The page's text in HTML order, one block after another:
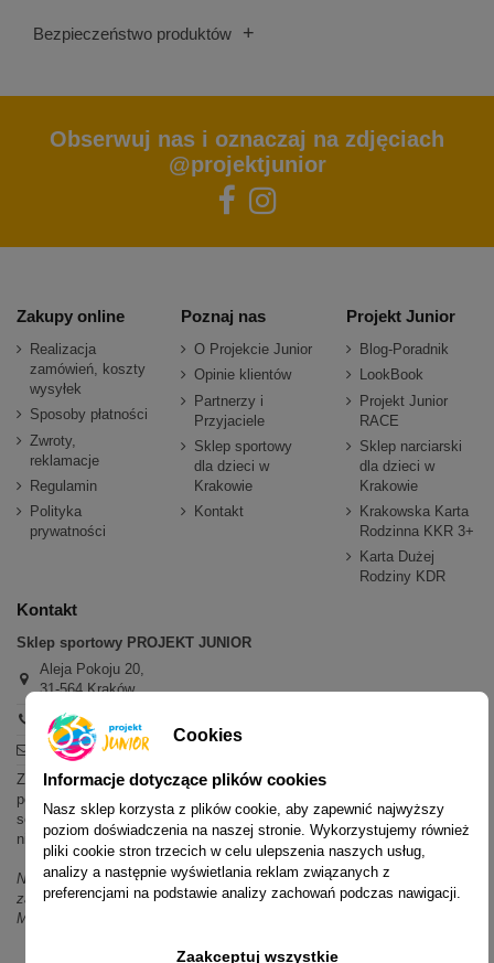
Bezpieczeństwo produktów +
Obserwuj nas i oznaczaj na zdjęciach
@projektjunior
Zakupy online
Realizacja
zamówień, koszty
wysyłek
Sposoby płatności
Zwroty,
reklamacje
Regulamin
Polityka
prywatności
Poznaj nas
O Projekcie Junior
Opinie klientów
Partnerzy i
Przyjaciele
Sklep sportowy
dla dzieci w
Krakowie
Kontakt
Projekt Junior
Blog-Poradnik
LookBook
Projekt Junior
RACE
Sklep narciarski
dla dzieci w
Krakowie
Krakowska Karta
Rodzinna KKR 3+
Karta Dużej
Rodziny KDR
Kontakt
Sklep sportowy PROJEKT JUNIOR
Aleja Pokoju 20,
31-564 Kraków
+48 600 779 897
sklep@projektjunior.pl
Zapraszamy do sklepu stacjonarnego:
poniedziałek - piątek: 11.00-19.00
sobota: 10.00-14.00
niedziela (każda): nieczynne
Nie odpowiadamy na wiadomości SMS. W sprawach dotyczących
zamówień i oferty prosimy o kontakt mailowy, telefoniczny lub przez
Messenger.
Cookies
Informacje dotyczące plików cookies
Nasz sklep korzysta z plików cookie, aby zapewnić najwyższy
poziom doświadczenia na naszej stronie. Wykorzystujemy również
pliki cookie stron trzecich w celu ulepszenia naszych usług,
analizy a następnie wyświetlania reklam związanych z
preferencjami na podstawie analizy zachowań podczas nawigacji.
Zaakceptuj wszystkie